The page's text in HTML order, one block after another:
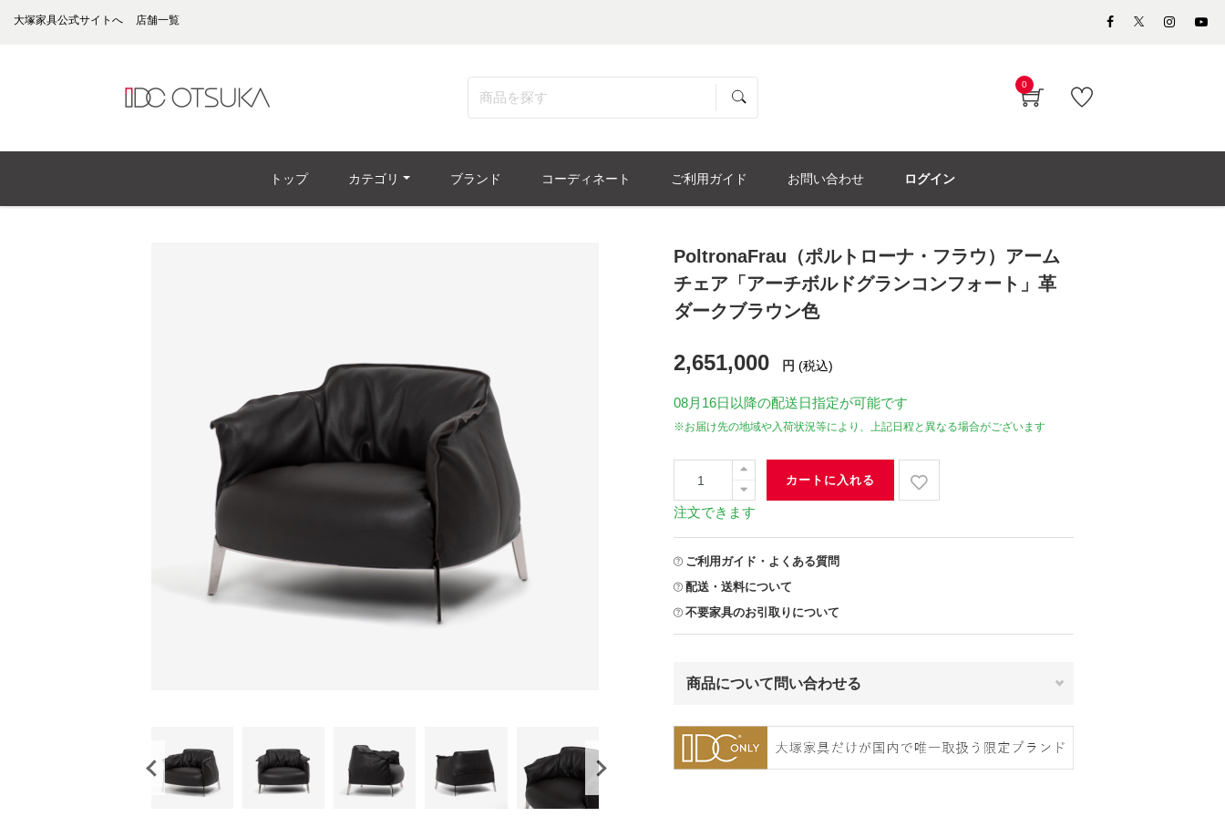
大塚家具公式サイトへ 店舗一覧
0
トップ カテゴリ ブランド コーディネート ご利用ガイド お問い合わせ ログイン
PoltronaFrau（ポルトローナ・フラウ）アーム
チェア「アーチボルドグランコンフォート」革
ダークブラウン色
2,651,000 円 (税込)
08月16日 以降の配送日指定が可能です
※お届け先の地域や入荷状況等により、上記日程と異なる場合がございます
カートに入れる
注文できます
ご利用ガイド・よくある質問
配送・送料について
不要家具のお引取りについて
商品について問い合わせる